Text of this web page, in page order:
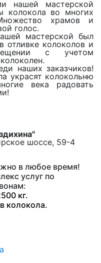
нашей мастерской
колокола во многих
храмов и
голос.
мастерской был
отливке колоколов и
с учетом
наших заказчиков!
украсят колокольню
века радовать
шоссе, 59-4
в любое время!
услуг по
кг.
колокола.